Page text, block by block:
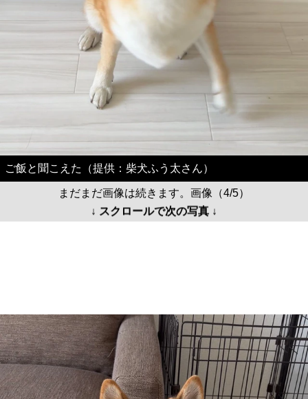
ご飯と聞こえた（提供：柴犬ふう太さん）
まだまだ画像は続きます。画像（4/5）
↓ スクロールで次の写真 ↓